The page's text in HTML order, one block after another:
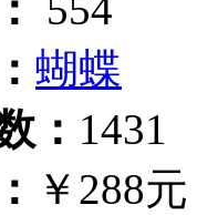
554
蝴蝶
： 1431
￥288元